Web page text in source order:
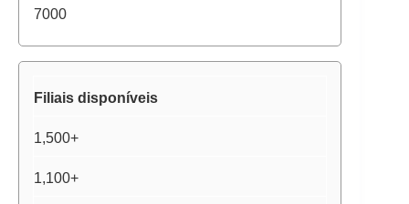
7000
Filiais disponíveis
1,500+
1,100+